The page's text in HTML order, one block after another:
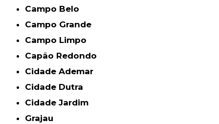
Campo Belo
Campo Grande
Campo Limpo
Capão Redondo
Cidade Ademar
Cidade Dutra
Cidade Jardim
Grajau